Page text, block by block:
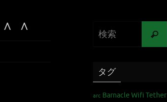
＾
タグ
arc Barnacle Wifi Tether